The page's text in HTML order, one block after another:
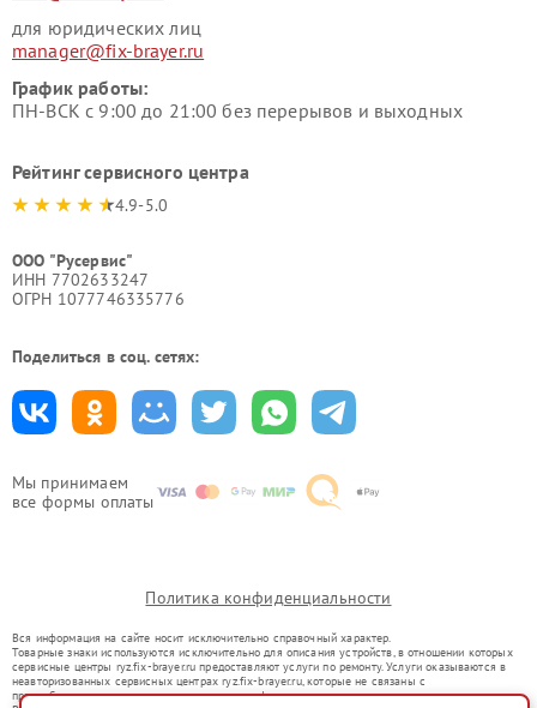
Мы принимаем
все формы оплаты
для юридических лиц
manager@fix-brayer.ru
График работы:
ПН-ВСК с 9:00 до 21:00 без перерывов и выходных
Рейтинг сервисного центра
4.9-5.0
ООО "Русервис"
ИНН 7702633247
ОГРН 1077746335776
Поделиться в соц. сетях:
Политика конфиденциальности
Вся информация на сайте носит исключительно справочный характер.
Товарные знаки используются исключительно для описания устройств, в отношении которых
сервисные центры ryz.fix-brayer.ru предоставляют услуги по ремонту. Услуги оказываются в
неавторизованных сервисных центрах ryz.fix-brayer.ru, которые не связаны с
правообладателями товарных знаков или их официальными представителями.